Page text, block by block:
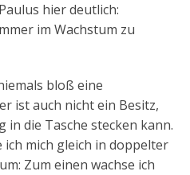
hier deutlich:
im Wachstum zu
bloß eine
ist auch nicht ein Besitz,
in die Tasche stecken kann.
mich gleich in doppelter
Zum einen wachse ich